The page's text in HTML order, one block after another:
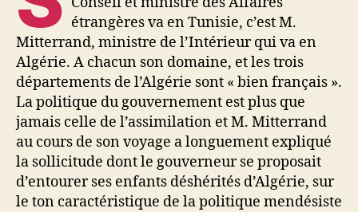
étrangères va en Tunisie, c’est M.
Mitterrand, ministre de l’Intérieur qui va en
Algérie. A chacun son domaine, et les trois
départements de l’Algérie sont « bien français ».
La politique du gouvernement est plus que
jamais celle de l’assimilation et M. Mitterrand
au cours de son voyage a longuement expliqué
la sollicitude dont le gouverneur se proposait
d’entourer ses enfants déshérités d’Algérie, sur
le ton caractéristique de la politique mendésiste